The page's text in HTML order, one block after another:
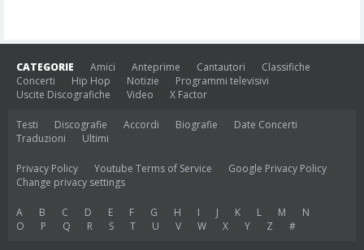
CATEGORIE Amici Anteprime Cantautori
Classifiche
Concerti
Hip Hop Notizie
Programmi televisivi
Uscite Discografiche
Video X Factor
Testi Discografie Accordi Biografie
Date Concerti
Traduzioni
Ultimi
Privacy Policy Youtube Terms of Service
Google Privacy Policy
Change privacy settings
A B C D E F G H I J K L M
N
O
P Q R S T U V W X Y Z #